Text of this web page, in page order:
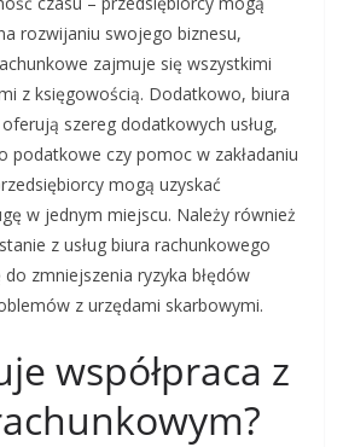
rozwijaniu swojego biznesu,
zajmuje się wszystkimi
z księgowością. Dodatkowo, biura
szereg dodatkowych usług,
podatkowe czy pomoc w zakładaniu
mogą uzyskać
w jednym miejscu. Należy również
z usług biura rachunkowego
zmniejszenia ryzyka błędów
z urzędami skarbowymi.
współpraca z